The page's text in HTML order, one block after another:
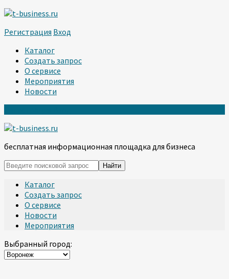
Регистрация Вход
Каталог
Создать запрос
О сервисе
Мероприятия
Новости
бесплатная информационная площадка для бизнеса
Каталог
Создать запрос
О сервисе
Новости
Мероприятия
Выбранный город: